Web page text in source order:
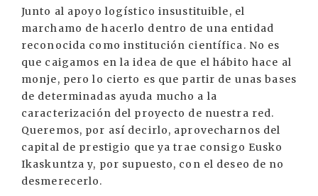
Junto al apoyo logístico insustituible, el
marchamo de hacerlo dentro de una entidad
reconocida como institución científica. No es
que caigamos en la idea de que el hábito hace al
monje, pero lo cierto es que partir de unas bases
de determinadas ayuda mucho a la
caracterización del proyecto de nuestra red.
Queremos, por así decirlo, aprovecharnos del
capital de prestigio que ya trae consigo Eusko
Ikaskuntza y, por supuesto, con el deseo de no
desmerecerlo.